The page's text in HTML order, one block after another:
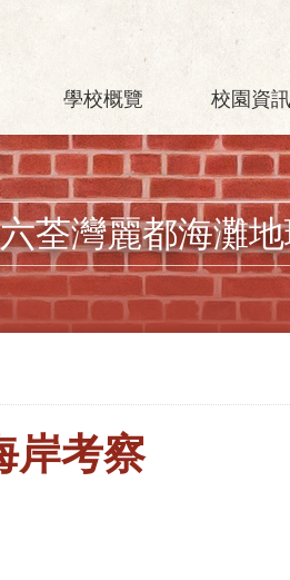
學校概覽 校園資訊
荃灣麗都海灘
岸考察